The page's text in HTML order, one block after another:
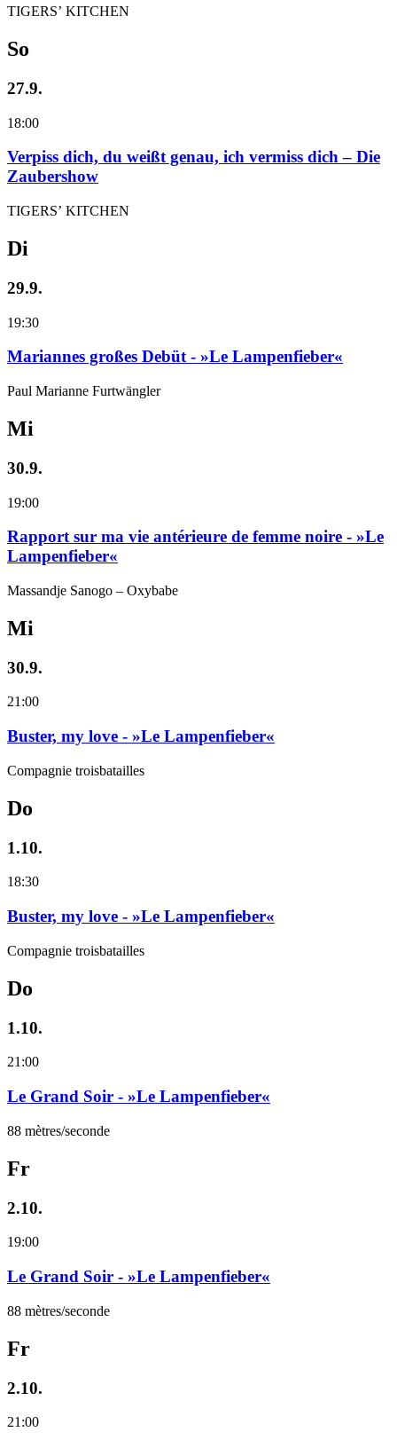
TIGERS’ KITCHEN
So
27.9.
18:00
Verpiss dich, du weißt genau, ich vermiss dich – Die
Zaubershow
TIGERS’ KITCHEN
Di
29.9.
19:30
Mariannes großes Debüt - »Le Lampenfieber«
Paul Marianne Furtwängler
Mi
30.9.
19:00
Rapport sur ma vie antérieure de femme noire - »Le
Lampenfieber«
Massandje Sanogo – Oxybabe
Mi
30.9.
21:00
Buster, my love - »Le Lampenfieber«
Compagnie troisbatailles
Do
1.10.
18:30
Buster, my love - »Le Lampenfieber«
Compagnie troisbatailles
Do
1.10.
21:00
Le Grand Soir - »Le Lampenfieber«
88 mètres/seconde
Fr
2.10.
19:00
Le Grand Soir - »Le Lampenfieber«
88 mètres/seconde
Fr
2.10.
21:00